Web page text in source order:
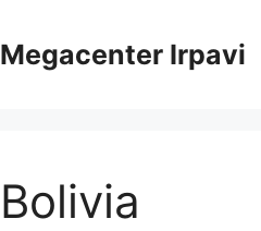
Megacenter Irpavi
Bolivia